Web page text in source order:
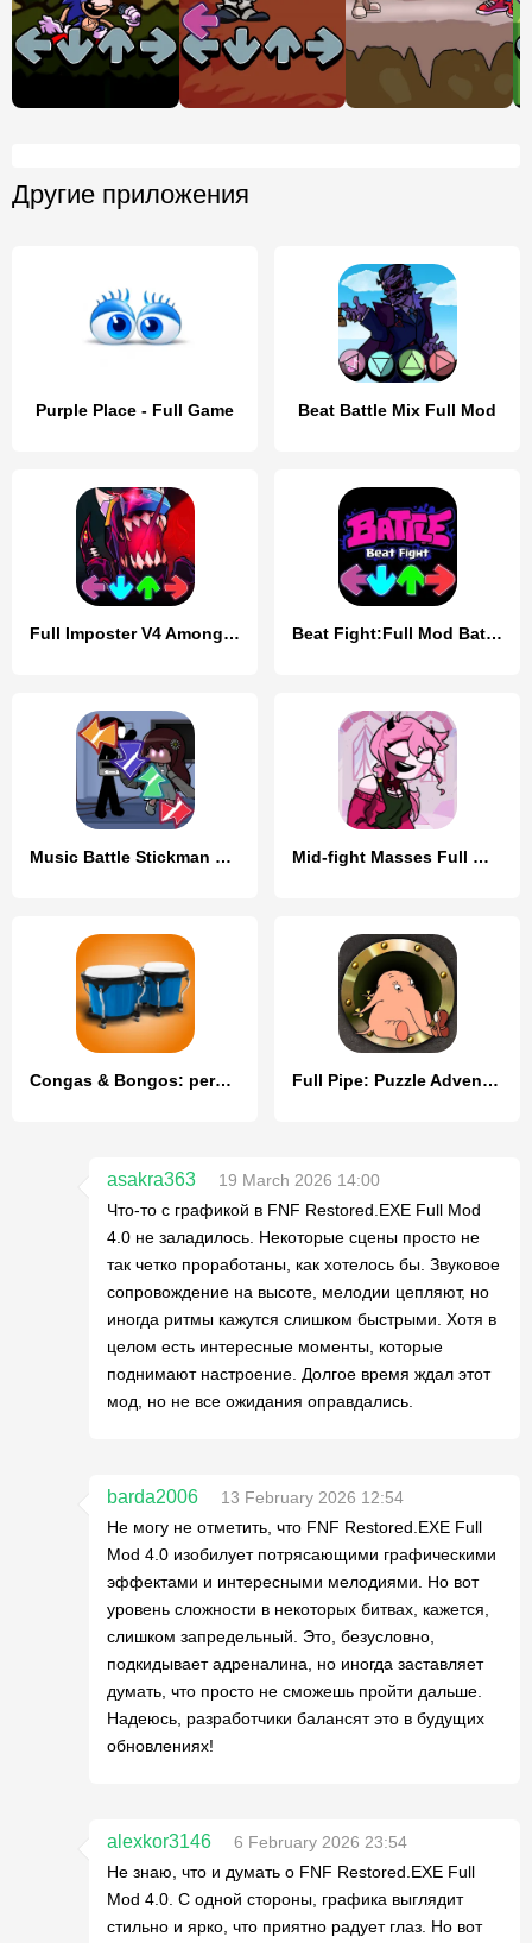
Другие приложения
Purple Place - Full Game Beat Battle Mix Full Mod
Full Imposter V4 Among FNF Mod Beat Fight:Full Mod Battle
Music Battle Stickman Full mod Mid-fight Masses Full Mod
Congas & Bongos: percussion Full Pipe: Puzzle Adventure
asakra363
19 March 2026 14:00
Что-то с графикой в FNF Restored.EXE Full Mod
4.0 не заладилось. Некоторые сцены просто не
так четко проработаны, как хотелось бы. Звуковое
сопровождение на высоте, мелодии цепляют, но
иногда ритмы кажутся слишком быстрыми. Хотя в
целом есть интересные моменты, которые
поднимают настроение. Долгое время ждал этот
мод, но не все ожидания оправдались.
barda2006
13 February 2026 12:54
Не могу не отметить, что FNF Restored.EXE Full
Mod 4.0 изобилует потрясающими графическими
эффектами и интересными мелодиями. Но вот
уровень сложности в некоторых битвах, кажется,
слишком запредельный. Это, безусловно,
подкидывает адреналина, но иногда заставляет
думать, что просто не сможешь пройти дальше.
Надеюсь, разработчики балансят это в будущих
обновлениях!
alexkor3146
6 February 2026 23:54
Не знаю, что и думать о FNF Restored.EXE Full
Mod 4.0. С одной стороны, графика выглядит
стильно и ярко, что приятно радует глаз. Но вот